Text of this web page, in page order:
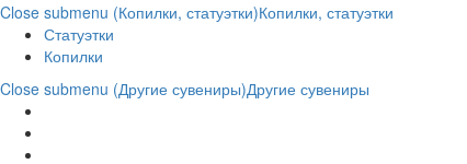
Close submenu (Копилки, статуэтки)Копилки, статуэтки
Статуэтки
Копилки
Close submenu (Другие сувениры)Другие сувениры